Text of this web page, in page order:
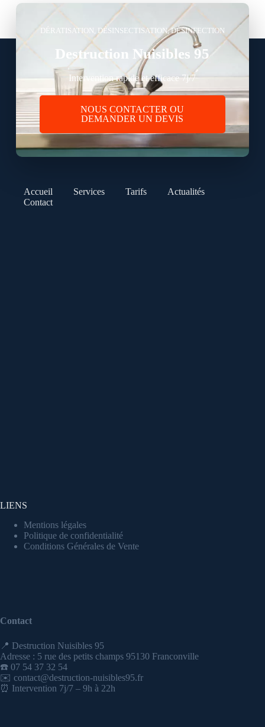
DÉRATISATION, DÉSINSECTISATION, DÉSINFECTION
Destruction Nuisibles 95
Intervention rapide et efficace 7j/7
NOUS CONTACTER OU
DEMANDER UN DEVIS
Accueil Services Tarifs
Actualités
Contact
LIENS
Mentions légales
Politique de confidentialité
Conditions Générales de Vente
Contact
📍 Destruction Nuisibles 95
Adresse : 5 rue des petits champs 95130 Franconville
☎️ 07 54 37 32 54
✉️ contact@destruction-nuisibles95.fr
⏰ Intervention 7j/7 – 9h à 22h